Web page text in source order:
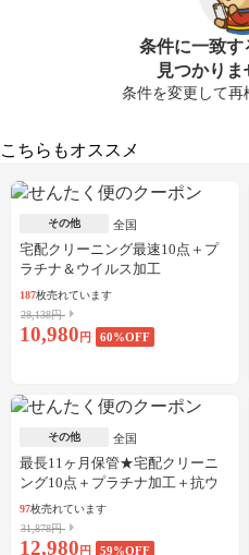
条件に一致す
見つかり
条件を変更して再
こちらもオススメ
その他 全国
宅配クリーニング最速10点＋プ
ラチナ＆ウイルス加工
187枚売れています
28,138円
10,980 円 60%OFF
その他 全国
最長11ヶ月保管★宅配クリーニ
ング10点＋プラチナ加工＋抗ウ
イルス加工
97枚売れています
31,878円
12,980 円 59%OFF